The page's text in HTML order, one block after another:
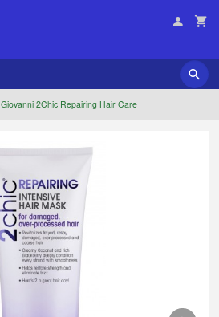
Giovanni 2Chic Repairing Hair Care